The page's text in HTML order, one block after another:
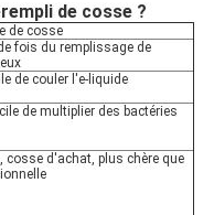
de cosse ?
de cosse
fois du remplissage de
de couler l'e-liquide
de multiplier des bactéries
cosse d'achat, plus chère que